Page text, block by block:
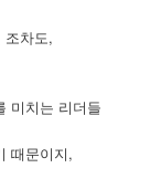
조차도,
미치는 리더들
때문이지,